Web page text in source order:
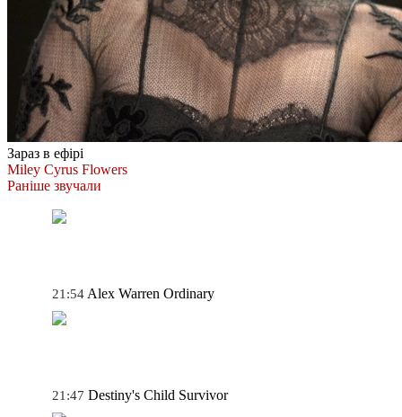
Зараз в ефірі
Miley Cyrus Flowers
Раніше звучали
21:54 Alex Warren Ordinary
21:47 Destiny's Child Survivor